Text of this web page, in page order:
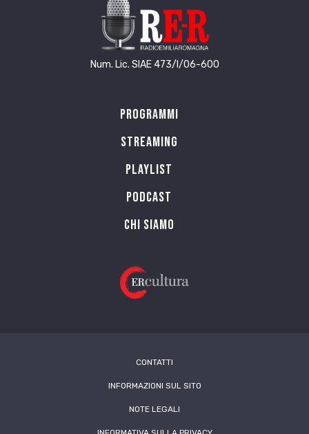
Num. Lic. SIAE 473/I/06-600
Programmi
Streaming
Playlist
PODCAST
Chi siamo
CONTATTI
INFORMAZIONI SUL SITO
NOTE LEGALI